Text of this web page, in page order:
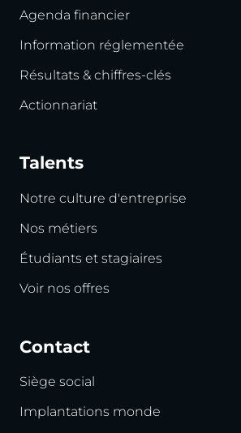
Agenda financier
Information réglementée
Résultats & chiffres-clés
Actionnariat
Talents
Notre culture d'entreprise
Nos métiers
Étudiants et stagiaires
Voir nos offres
Contact
Siège social
Implantations monde